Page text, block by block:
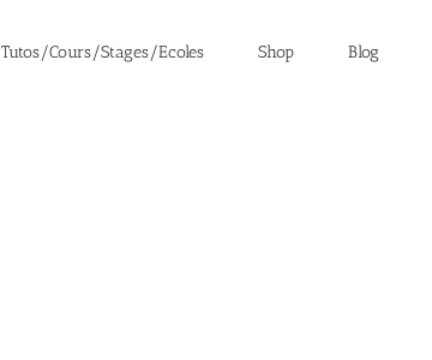
Tutos/Cours/Stages/Ecoles Shop Blog